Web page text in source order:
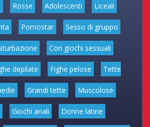
Rosse Adolescenti Liceali
Pornostar Sesso di gruppo
Con giochi sessuali
depilate Fighe pelose Tette
Grandi tette Muscolose
Giochi anali Donne latine